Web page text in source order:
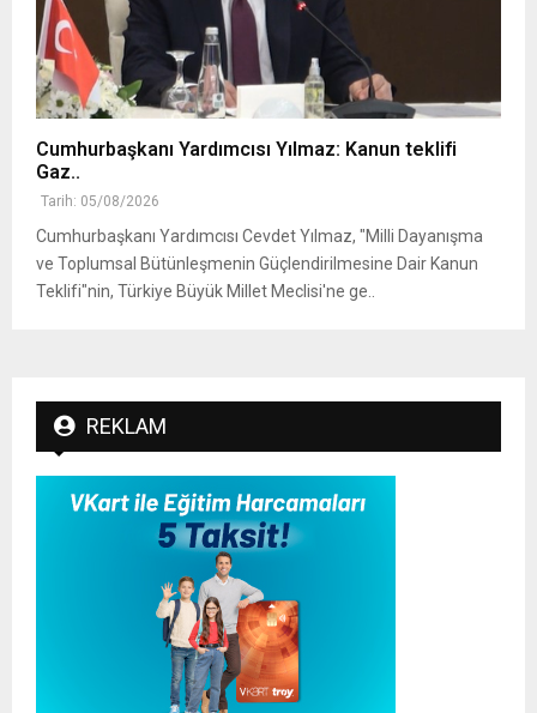
Cumhurbaşkanı Yardımcısı Yılmaz: Kanun teklifi
Gaz..
Tarih: 05/08/2026
Cumhurbaşkanı Yardımcısı Cevdet Yılmaz, "Milli Dayanışma
ve Toplumsal Bütünleşmenin Güçlendirilmesine Dair Kanun
Teklifi"nin, Türkiye Büyük Millet Meclisi'ne ge..
REKLAM